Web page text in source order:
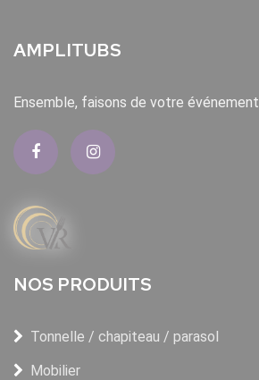
AMPLITUBS
Ensemble, faisons de votre
NOS PRODUITS
Tonnelle / chapiteau / parasol
Mobilier